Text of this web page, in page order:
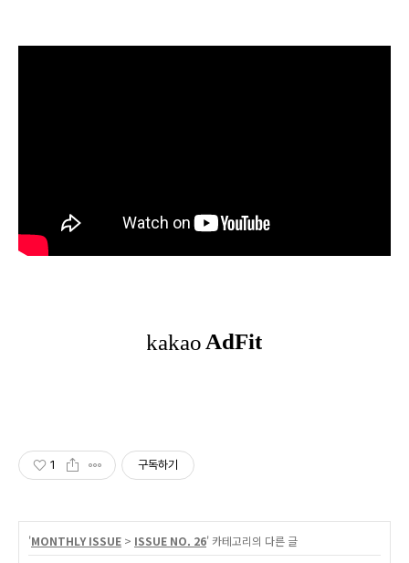
1 구독하기
'MONTHLY ISSUE > ISSUE NO. 26' 카테고리의 다른 글